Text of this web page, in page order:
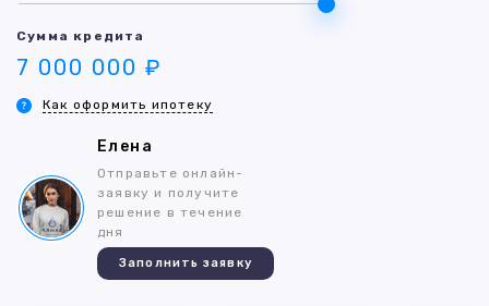
Сумма кредита
7 000 000 ₽
Как оформить ипотеку
Елена
Отправьте онлайн-
заявку и получите
решение в течение
дня
Заполнить заявку